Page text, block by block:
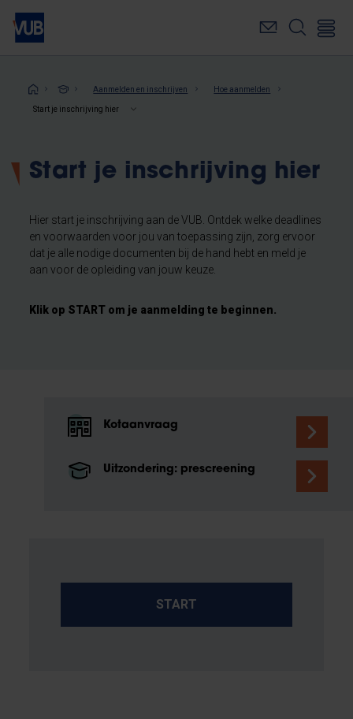
Overslaan
naar
inhoudKruimelpad
Aanmelden en inschrijven Hoe aanmelden
Start je inschrijving hier
Start je inschrijving hier
Hier start je inschrijving aan de VUB. Ontdek welke deadlines
en voorwaarden voor jou van toepassing zijn, zorg ervoor
dat je alle nodige documenten bij de hand hebt en meld je
aan voor de opleiding van jouw keuze.
Klik op START om je aanmelding te beginnen.
Kotaanvraag
Uitzondering: prescreening
START